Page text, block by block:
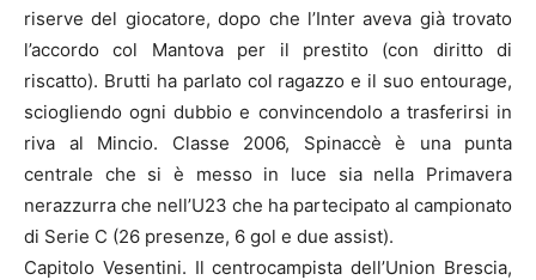
riserve del giocatore, dopo che l’Inter aveva già trovato
l’accordo col Mantova per il prestito (con diritto di
riscatto). Brutti ha parlato col ragazzo e il suo entourage,
sciogliendo ogni dubbio e convincendolo a trasferirsi in
riva al Mincio. Classe 2006, Spinaccè è una punta
centrale che si è messo in luce sia nella Primavera
nerazzurra che nell’U23 che ha partecipato al campionato
di Serie C (26 presenze, 6 gol e due assist).
Capitolo Vesentini. Il centrocampista dell’Union Brescia,